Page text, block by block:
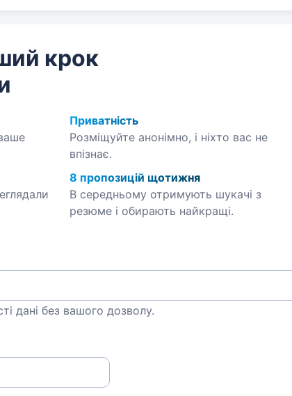
крок
Приватність
Розміщуйте анонімно, і ніхто вас не
впізнає.
8 пропозицій щотижня
В середньому отримують шукачі з
резюме і обирають найкращі.
дані без вашого дозволу.